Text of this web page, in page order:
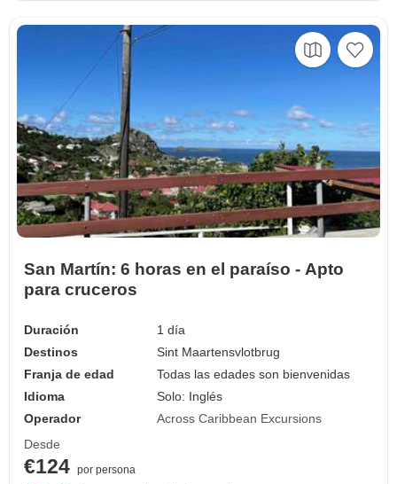
San Martín: 6 horas en el paraíso - Apto
para cruceros
Duración
1 día
Destinos
Sint Maartensvlotbrug
Franja de edad
Todas las edades son bienvenidas
Idioma
Solo: Inglés
Operador
Across Caribbean Excursions
Desde
€124 por persona